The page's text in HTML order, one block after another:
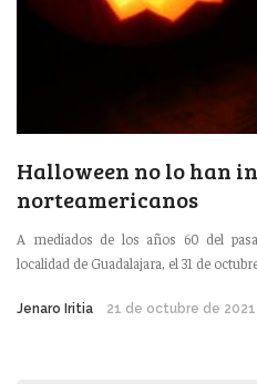
Halloween no lo han
norteamericanos
A mediados de los años 60 del
localidad de Guadalajara, el 31 de
Jenaro Iritia 21 de octubre de 2021